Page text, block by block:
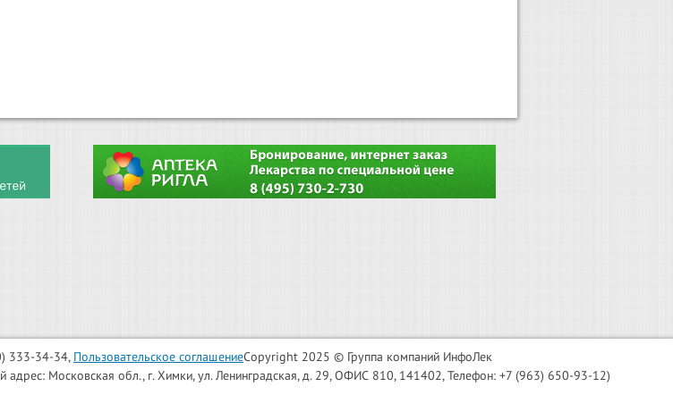
333-34-34, Пользовательское соглашениеCopyright 2025 © Группа компаний ИнфоЛек
Московская обл., г. Химки, ул. Ленинградская, д. 29, ОФИС 810, 141402, Телефон: +7 (963) 650-93-12)